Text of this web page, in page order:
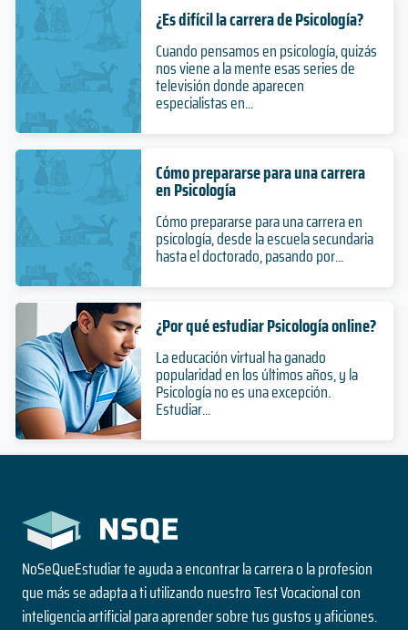
¿Es difícil la carrera de Psicología?
Cuando pensamos en psicología, quizás
nos viene a la mente esas series de
televisión donde aparecen
especialistas en...
Cómo prepararse para una carrera
en Psicología
Cómo prepararse para una carrera en
psicología, desde la escuela secundaria
hasta el doctorado, pasando por...
¿Por qué estudiar Psicología online?
La educación virtual ha ganado
popularidad en los últimos años, y la
Psicología no es una excepción.
Estudiar...
NoSeQueEstudiar te ayuda a encontrar la carrera o la profesion
que más se adapta a ti utilizando nuestro Test Vocacional con
inteligencia artificial para aprender sobre tus gustos y aficiones.